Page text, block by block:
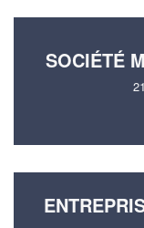
SOCIÉTÉ